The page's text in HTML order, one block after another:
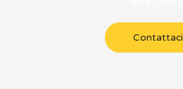
Contattaci